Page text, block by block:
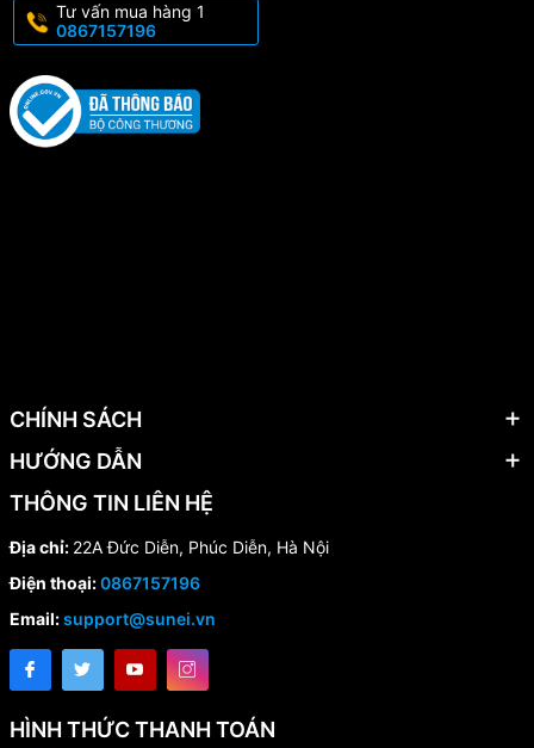
Tư vấn mua hàng 1
0867157196
CHÍNH SÁCH
HƯỚNG DẪN
THÔNG TIN LIÊN HỆ
Địa chỉ: 22A Đức Diễn, Phúc Diễn, Hà Nội
Điện thoại:0867157196
Email:support@sunei.vn
HÌNH THỨC THANH TOÁN